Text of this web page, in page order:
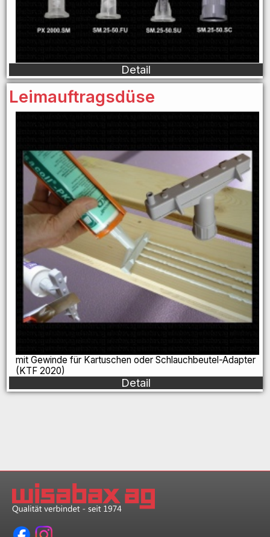
Detail
Leimauftragsdüse
mit Gewinde für Kartuschen oder Schlauchbeutel-Adapter
(KTF 2020)
Detail